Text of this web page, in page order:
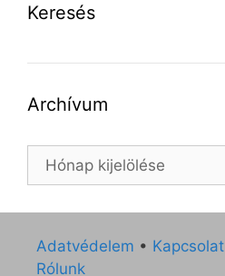
Keresés
Archívum
Archívum
Adatvédelem • Kapcsolat
Rólunk